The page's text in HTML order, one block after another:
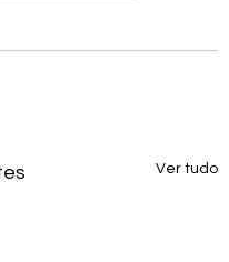
Ver tudo